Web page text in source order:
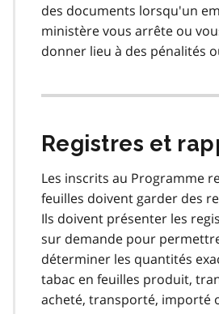
des documents lorsqu'un
ministère vous arrête ou
donner lieu à des pénalités
Registres et
Les inscrits au Programme
feuilles doivent garder des
Ils doivent présenter les
sur demande pour
déterminer les quantités
tabac en feuilles produit,
acheté, transporté, importé